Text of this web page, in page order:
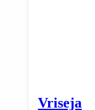
Vriseja